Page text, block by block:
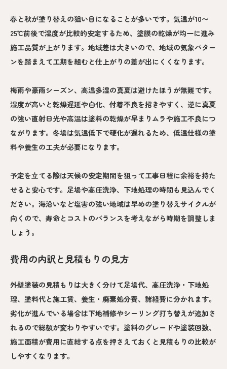
春と秋が塗り替えの狙い目になることが多いです。気温が10〜
25℃前後で湿度が比較的安定するため、塗膜の乾燥が均一に進み
施工品質が上がります。地域差は大きいので、地域の気象パター
ンを踏まえて工期を組むと仕上がりの差が出にくくなります。
梅雨や豪雨シーズン、高温多湿の真夏は避けたほうが無難です。
湿度が高いと乾燥遅延や白化、付着不良を招きやすく、逆に真夏
の強い直射日光や高温は塗料の乾燥が早まりムラや施工不良につ
ながります。冬場は気温低下で硬化が遅れるため、低温仕様の塗
料や養生の工夫が必要になります。
予定を立てる際は天候の安定期間を狙って工事日程に余裕を持た
せると安心です。足場や高圧洗浄、下地処理の時間も見込んでく
ださい。海沿いなど塩害の強い地域は早めの塗り替えサイクルが
向くので、寿命とコストのバランスを考えながら時期を調整しま
しょう。
費用の内訳と見積もりの見方
外壁塗装の見積もりは大きく分けて足場代、高圧洗浄・下地処
理、塗料代と施工賃、養生・廃棄処分費、諸経費に分かれます。
劣化が進んでいる場合は下地補修やシーリング打ち替えが追加さ
れるので総額が変わりやすいです。塗料のグレードや塗装回数、
施工面積が費用に直結する点を押さえておくと見積もりの比較が
しやすくなります。